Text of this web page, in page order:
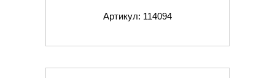
Артикул: 114094